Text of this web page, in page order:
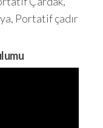
Portatif çadır